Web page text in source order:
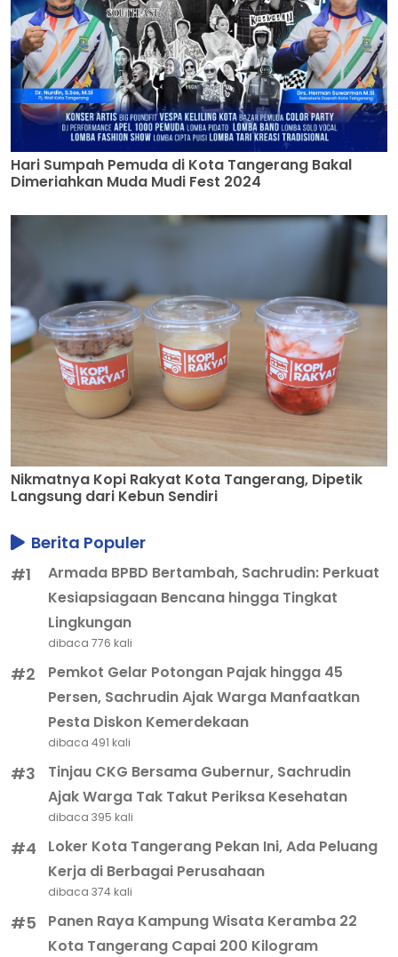
Hari Sumpah Pemuda di Kota Tangerang Bakal
Dimeriahkan Muda Mudi Fest 2024
Nikmatnya Kopi Rakyat Kota Tangerang, Dipetik
Langsung dari Kebun Sendiri
Berita Populer
#1
Armada BPBD Bertambah, Sachrudin: Perkuat
Kesiapsiagaan Bencana hingga Tingkat
Lingkungan
dibaca 776 kali
#2
Pemkot Gelar Potongan Pajak hingga 45
Persen, Sachrudin Ajak Warga Manfaatkan
Pesta Diskon Kemerdekaan
dibaca 491 kali
#3
Tinjau CKG Bersama Gubernur, Sachrudin
Ajak Warga Tak Takut Periksa Kesehatan
dibaca 395 kali
#4
Loker Kota Tangerang Pekan Ini, Ada Peluang
Kerja di Berbagai Perusahaan
dibaca 374 kali
#5
Panen Raya Kampung Wisata Keramba 22
Kota Tangerang Capai 200 Kilogram